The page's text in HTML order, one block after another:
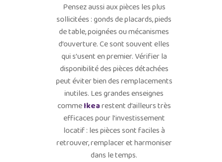
Pensez aussi aux pièces les plus
sollicitées : gonds de placards, pieds
de table, poignées ou mécanismes
d’ouverture. Ce sont souvent elles
qui s’usent en premier. Vérifier la
disponibilité des pièces détachées
peut éviter bien des remplacements
inutiles. Les grandes enseignes
commeIkearestent d’ailleurs très
efficaces pour l’investissement
locatif : les pièces sont faciles à
retrouver, remplacer et harmoniser
dans le temps.